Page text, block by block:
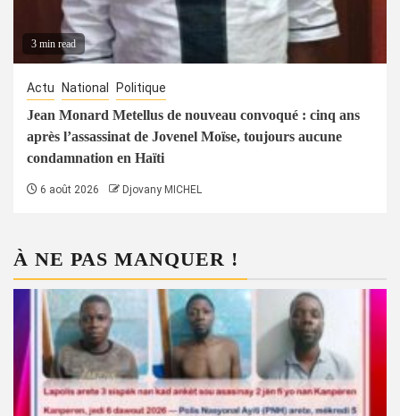
3 min read
Actu National Politique
Jean Monard Metellus de nouveau convoqué : cinq ans
après l’assassinat de Jovenel Moïse, toujours aucune
condamnation en Haïti
6 août 2026 Djovany MICHEL
À NE PAS MANQUER !